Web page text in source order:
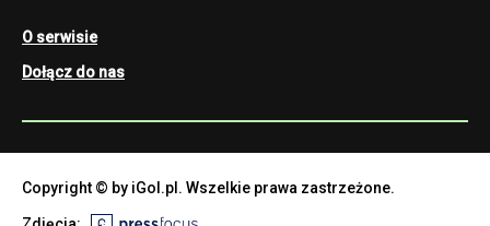
O serwisie
Dołącz do nas
Copyright © by iGol.pl. Wszelkie prawa zastrzeżone.